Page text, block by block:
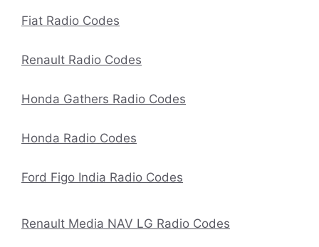
Fiat Radio Codes
Renault Radio Codes
Honda Gathers Radio Codes
Honda Radio Codes
Ford Figo India Radio Codes
Renault Media NAV LG Radio Codes